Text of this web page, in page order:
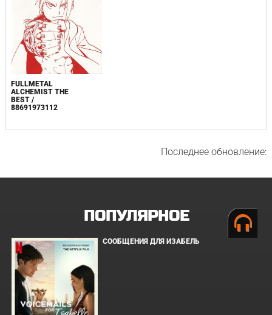
FULLMETAL
ALCHEMIST THE
BEST /
88691973112
Последнее обновление:
ПОПУЛЯРНОЕ
СООБЩЕНИЯ ДЛЯ ИЗАБЕЛЬ